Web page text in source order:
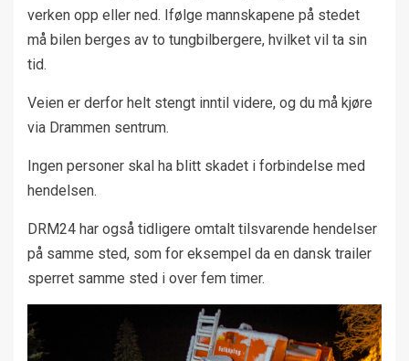
verken opp eller ned. Ifølge mannskapene på stedet
må bilen berges av to tungbilbergere, hvilket vil ta sin
tid.
Veien er derfor helt stengt inntil videre, og du må kjøre
via Drammen sentrum.
Ingen personer skal ha blitt skadet i forbindelse med
hendelsen.
DRM24 har også tidligere omtalt tilsvarende hendelser
på samme sted, som for eksempel da en dansk trailer
sperret samme sted i over fem timer.